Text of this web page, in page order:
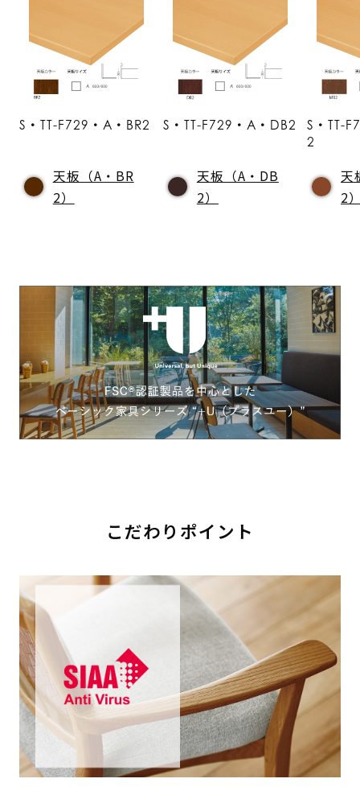
S・TT-F729・A・BR2
天板（A・BR
2）
S・TT-F729・A・DB2
天板（A・DB
2）
S・TT-
2
天
2
こだわりポイント